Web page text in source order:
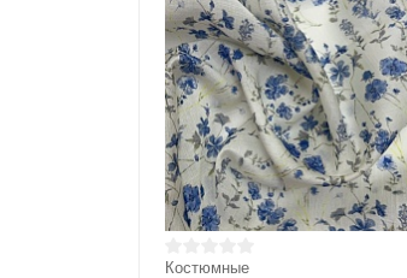
Костюмные